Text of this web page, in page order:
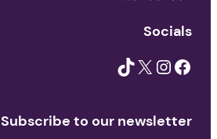
Socials
Facebook
Instagram
X
TikTok
Subscribe to our newsletter